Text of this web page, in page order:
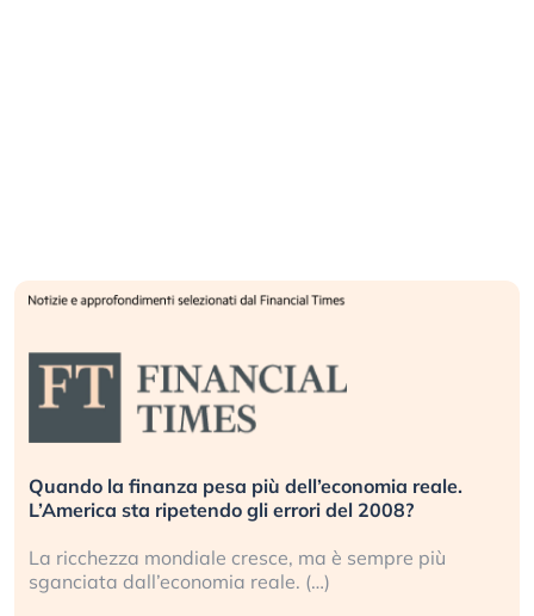
Quando la finanza pesa più dell’economia reale.
L’America sta ripetendo gli errori del 2008?
La ricchezza mondiale cresce, ma è sempre più
sganciata dall’economia reale. (…)